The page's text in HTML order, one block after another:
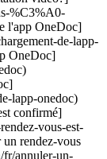
%C3%A0-
l'app OneDoc]
de-lapp-
OneDoc]
lapp-onedoc)
à long terme | Contrôle de la pression artérielle sur 24 heures](https://www.onedoc.ch/fr/pression-arterielle-a-long-terme-controle-de-la-pression-arterielle-sur-24-heures/yverdon-les-bains)Voir plus [![Dr. Alisa Maurer, médecin praticien à Yverdon-les-Bains](https://assets.onedoc.ch/images/users/07a70495552d4b30a6cb03739d534bde1015bdd75bb60bca7a25e2f6991e9c0e-small.png "Dr. Alisa Maurer, médecin praticien à Yverdon-les-Bains")](https://www.onedoc.ch/fr/medecin-generaliste/yverdon-les-bains/pc4uc/dr-alisa-maurer) ### [Dr. Alisa Maurer](https://www.onedoc.ch/fr/medecin-generaliste/yverdon-les-bains/pc4uc/dr-alisa-maurer) ![Badge indiquant un profil vérifié](https://www.onedoc.ch/assets/images/icons/checkmark.svg) Médecin praticien [Centre Médical d'Yverdon - CMY](https://www.onedoc.ch/fr/centre-medical/yverdon-les-bains/ebclp/centre-medical-d-yverdon-cmy) Rue des Remparts 6 1400 Yverdon-les-Bains ![Icône patient avec un signe moins annonçant que le professionnel n’accepte pas de nouveaux patients](https://www.onedoc.ch/assets/images/icons/no-new-patients.svg)N'accepte pas de nouveaux patients [Réserver un RDV](https://www.onedoc.ch/fr/medecin-generaliste/yverdon-les-bains/pc4uc/dr-alisa-maurer) Expertises:[Infection urinaire | Cystite](https://www.onedoc.ch/fr/infection-urinaire-cystite/yverdon-les-bains), [Test urinaire](https://www.onedoc.ch/fr/test-urinaire/yverdon-les-bains), [Conseil aux voyageurs](https://www.onedoc.ch/fr/conseil-aux-voyageurs/yverdon-les-bains), [Contraception d'urgence](https://www.onedoc.ch/fr/contraception-d-urgence/yverdon-les-bains)Voir plus Expertises:[Infection urinaire | Cystite](https://www.onedoc.ch/fr/infection-urinaire-cystite/yverdon-les-bains), [Test urinaire](https://www.onedoc.ch/fr/test-urinaire/yverdon-les-bains), [Conseil aux voyageurs](https://www.onedoc.ch/fr/conseil-aux-voyageurs/yverdon-les-bains), [Contraception d'urgence](https://www.onedoc.ch/fr/contraception-d-urgence/yverdon-les-bains)Voir plus [![Dr. Mathilde Gueldry, médecin généraliste à Yverdon-les-Bains](https://assets.onedoc.ch/images/users/f0124c30a73e4b10f5f9d389cf1d697cc3adf4e75f367518efdd90f89839160f-small.jpg "Dr. Mathilde Gueldry, médecin généraliste à Yverdon-les-Bains")](https://www.onedoc.ch/fr/medecin-generaliste/yverdon-les-bains/pbgjb/dr-mathilde-gueldry) ### [Dr. Mathilde Gueldry](https://www.onedoc.ch/fr/medecin-generaliste/yverdon-les-bains/pbgjb/dr-mathilde-gueldry) ![Badge indiquant un profil vérifié](https://www.onedoc.ch/assets/images/icons/checkmark.svg) Médecin généraliste [La Permanence d'Y-Parc](https://www.onedoc.ch/fr/centre-medical/yverdon-les-bains/evm8/la-permanence-d-y-parc) Avenue des Sciences 2 1400 Yverdon-les-Bains ![Icône